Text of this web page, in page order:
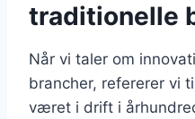
traditionelle
Når vi taler om
brancher, refererer vi
været i drift i